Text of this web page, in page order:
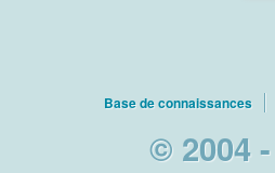
Base de connaissances
© 2004